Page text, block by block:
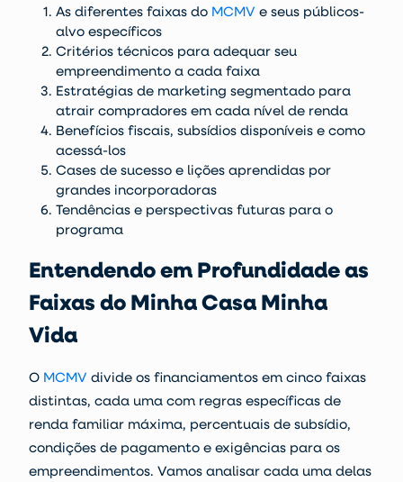
As diferentes faixas do MCMV e seus públicos-
alvo específicos
Critérios técnicos para adequar seu
empreendimento a cada faixa
Estratégias de marketing segmentado para
atrair compradores em cada nível de renda
Benefícios fiscais, subsídios disponíveis e como
acessá-los
Cases de sucesso e lições aprendidas por
grandes incorporadoras
Tendências e perspectivas futuras para o
programa
Entendendo em Profundidade as
Faixas do Minha Casa Minha
Vida
O MCMV divide os financiamentos em cinco faixas
distintas, cada uma com regras específicas de
renda familiar máxima, percentuais de subsídio,
condições de pagamento e exigências para os
empreendimentos. Vamos analisar cada uma delas